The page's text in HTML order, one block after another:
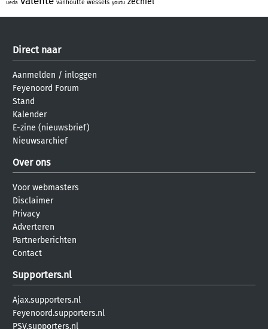
ueda vanhoutte wessels youtu
Direct naar
Aanmelden / inloggen
Feyenoord Forum
Stand
Kalender
E-zine (nieuwsbrief)
Nieuwsarchief
Over ons
Voor webmasters
Disclaimer
Privacy
Adverteren
Partnerberichten
Contact
Supporters.nl
Ajax.supporters.nl
Feyenoord.supporters.nl
PSV.supporters.nl